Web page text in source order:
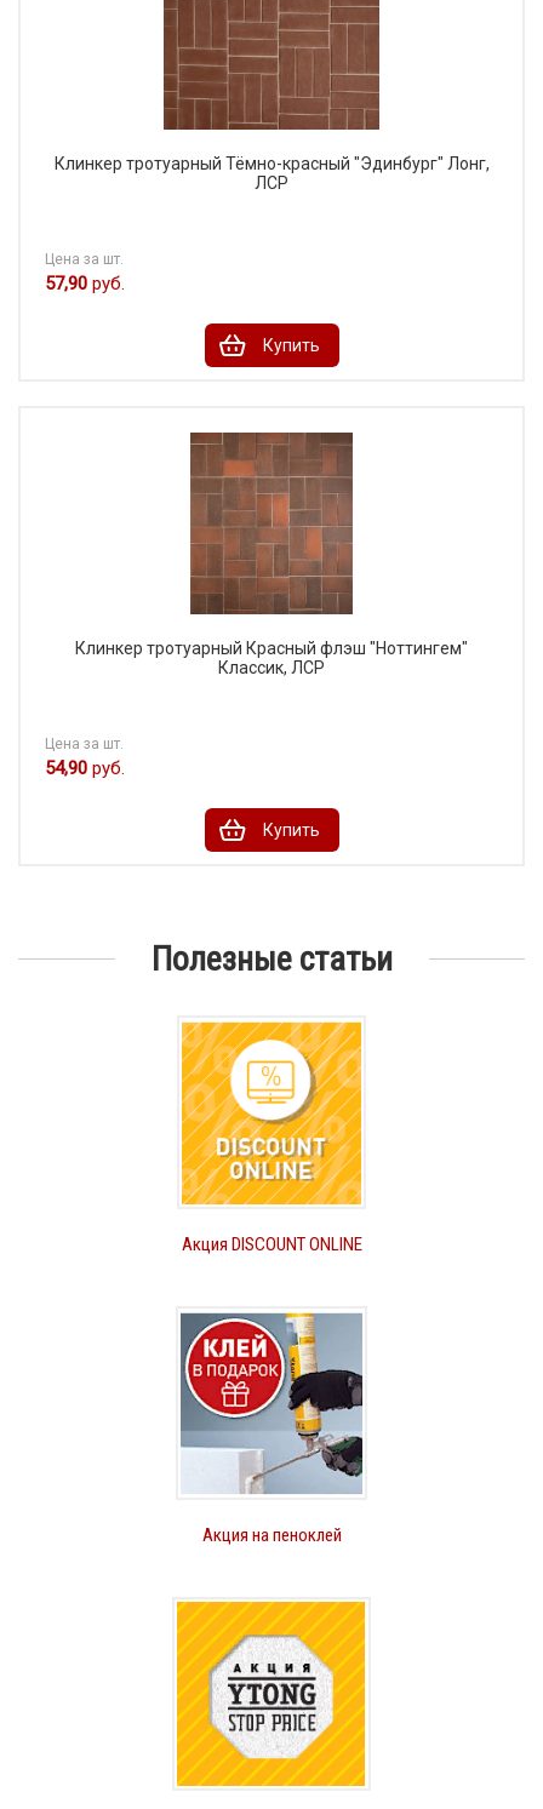
Клинкер тротуарный Тёмно-красный "Эдинбург" Лонг,
ЛСР
Цена за шт.
57,90 руб.
Купить
Клинкер тротуарный Красный флэш "Ноттингем"
Классик, ЛСР
Цена за шт.
54,90 руб.
Купить
Полезные статьи
Акция DISCOUNT ONLINE
Акция на пеноклей